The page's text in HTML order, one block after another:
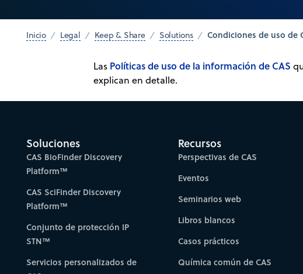
Inicio Legal Keep & Share Solutions Condiciones de uso de
Las Políticas de uso de la información de CAS
explican en detalle.
Soluciones
CAS BioFinder Discovery
Platform™
CAS SciFinder Discovery
Platform™
Conjunto de protección IP
STN™
Servicios personalizados de
Recursos
Perspectivas de CAS
Eventos
Seminarios web
Libros blancos
Casos prácticos
Química común de CAS